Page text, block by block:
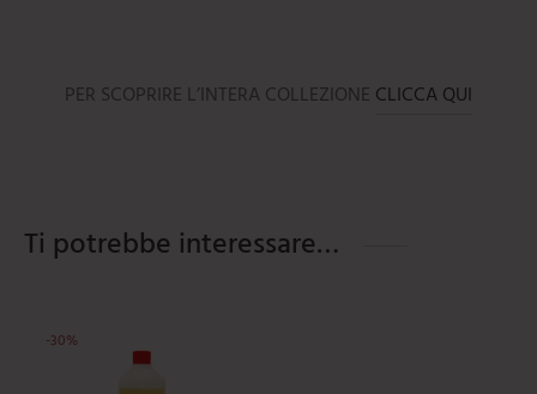
PER SCOPRIRE L’INTERA COLLEZIONE CLICCA QUI
Ti potrebbe interessare…
-30%